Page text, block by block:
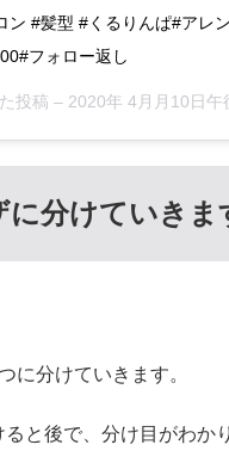
#髪型 #くるりんぱ#アレ
フォロー返し
投稿 – 2020年 4月月10日午
分けていきま
に分けていきます。
と後で、分け目がわ